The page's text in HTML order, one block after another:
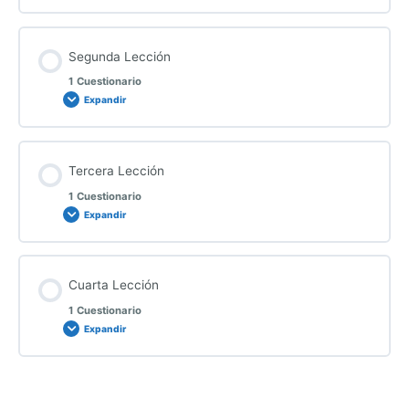
Segunda Lección
1 Cuestionario
Expandir
Tercera Lección
1 Cuestionario
Expandir
Cuarta Lección
1 Cuestionario
Expandir